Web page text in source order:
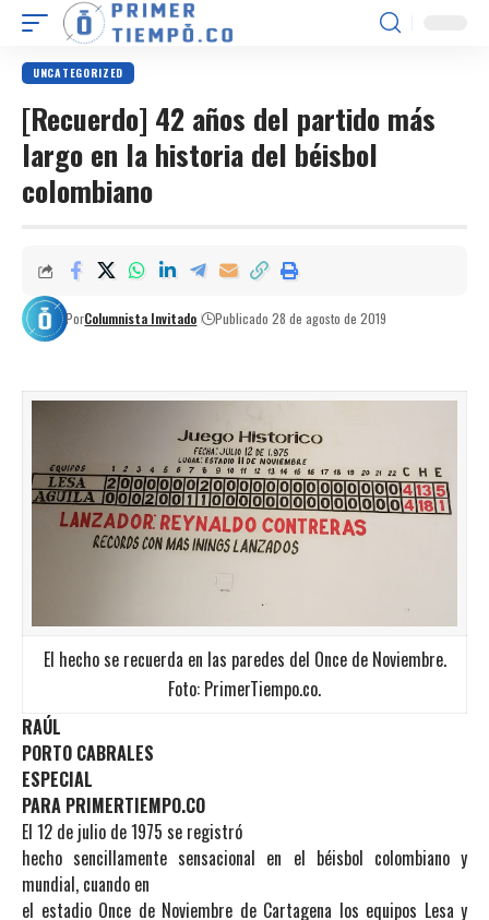
UNCATEGORIZED
[Recuerdo] 42 años del partido más
largo en la historia del béisbol
colombiano
PorColumnista Invitado Publicado 28 de agosto de 2019
El hecho se recuerda en las paredes del Once de Noviembre.
Foto: PrimerTiempo.co.
RAÚL
PORTO CABRALES
ESPECIAL
PARA PRIMERTIEMPO.CO
El 12 de julio de 1975 se registró
hecho sencillamente sensacional en el béisbol colombiano y
mundial, cuando en
el estadio Once de Noviembre de Cartagena los equipos Lesa y